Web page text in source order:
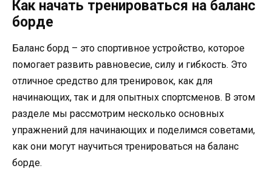
Как начать тренироваться на баланс
борде
Баланс борд – это спортивное устройство, которое
помогает развить равновесие, силу и гибкость. Это
отличное средство для тренировок, как для
начинающих, так и для опытных спортсменов. В этом
разделе мы рассмотрим несколько основных
упражнений для начинающих и поделимся советами,
как они могут научиться тренироваться на баланс
борде.